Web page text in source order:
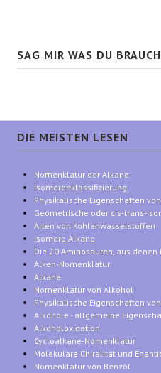
SAG MIR WAS DU
DIE MEISTEN LESEN
Nomenklatur der Alkane
Isomerenklassifizierung
Physikalische Eigenschaften
Geometrische oder cis-trans-
Arten von Kohlenwasserstoffen
isomere Alkane
Die 20 Aminosäuren, aus
Alken-Nomenklatur
Alkane
Nomenklatur von Alkohol
Physikalische Eigenschaften
Alkohole - allgemeine
Alkoholoxidation
Cycloalkane-Nomenklatur
Molekulare Chiralität und
Nomenklatur von Benzol